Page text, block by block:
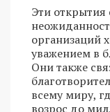
Эти открытия
организаций
уважением в
Они также
всему миру,
возрос до